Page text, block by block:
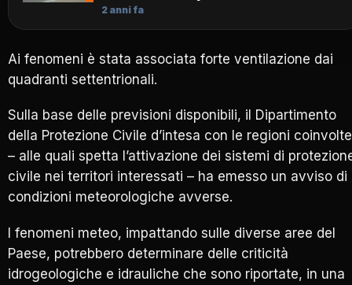
2 anni fa
Ai fenomeni è stata associata forte ventilazione dai
quadranti settentrionali.
Sulla base delle previsioni disponibili, il Dipartimento
della Protezione Civile d’intesa con le regioni coinvolte
– alle quali spetta l’attivazione dei sistemi di
civile nei territori interessati – ha emesso un avviso di
condizioni meteorologiche avverse.
I fenomeni meteo, impattando sulle diverse aree del
Paese, potrebbero determinare delle criticità
idrogeologiche e idrauliche che sono riportate, in una